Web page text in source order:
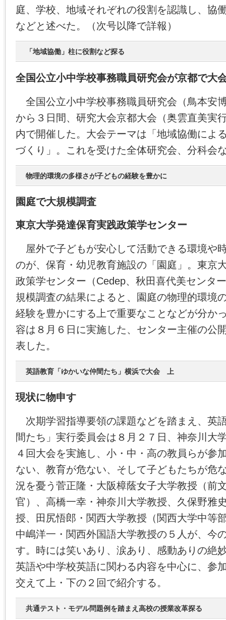
庭、学校、地域それぞれの役割を認識し、協
などと述べた。（次号以降で詳報）
「地域協働」柱に役割など探る
全国公立小中学校事務職員研究会が京都で大
全国公立小中学校事務職員研究会（鳥本安
から３日間、研究大会京都大会（奥雲直美実
内で開催した。大会テーマは「地域協働によ
づくり」。これを受けた全体研究会、分科会
物理的環境の多様さが子どもの経験を豊かに
園庭で大規模調査
東京大学発達保育実践政策学センター
屋外で子どもが安心して活動できる環境や
のが、保育・幼児教育施設の「園庭」。東京
政策学センター（Cedep、秋田喜代美センタ
規模調査の結果によると、園庭の物理的環境
経験を豊かにする上で重要なことなどが分か
容は８月６日に実施した、センター主催の公
表した。
英語教育「ゆかいな仲間たち」横浜で大会 上
現状に物申す
次期学習指導要領の課題などを踏まえ、英
間たち」実行委員会は８月２７日、神奈川大
４回大会を実施し、小・中・高の教員らが参
ない、教育が危ない、そして子どもたちが危
況を憂う菅正隆・大阪樟蔭女子大学教授（前
官）、高橋一幸・神奈川大学教授、久保野雅
授、田尻悟郎・関西大学教授（関西大学中等
中嶋洋一・関西外国語大学教授の５人が、今
す。時には笑いあり、涙あり、感動ありの絶
英語や中学校英語に関わる内容を中心に、参
交えて上・下の２回で紹介する。
共通テスト・モデル問題例を踏まえ高校の授業改革探る